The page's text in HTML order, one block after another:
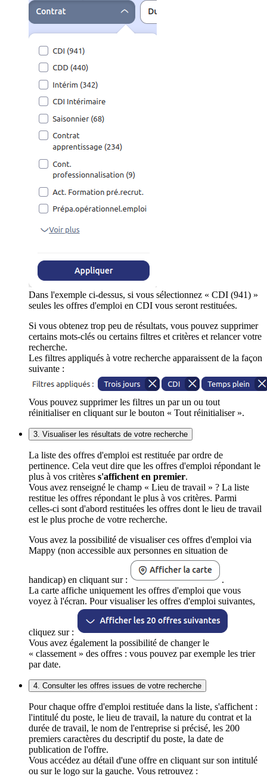
Dans l'exemple ci-dessus, si vous sélectionnez « CDI (941) »
seules les offres d'emploi en CDI vous seront restituées.
Si vous obtenez trop peu de résultats, vous pouvez supprimer
certains mots-clés ou certains filtres et critères et relancer votre
recherche.
Les filtres appliqués à votre recherche apparaissent de la façon
suivante :
Vous pouvez supprimer les filtres un par un ou tout
réinitialiser en cliquant sur le bouton « Tout réinitialiser ».
3. Visualiser les résultats de votre recherche
La liste des offres d'emploi est restituée par ordre de
pertinence. Cela veut dire que les offres d'emploi répondant le
plus à vos critères s'affichent en premier.
Vous avez renseigné le champ « Lieu de travail » ? La liste
restitue les offres répondant le plus à vos critères. Parmi
celles-ci sont d'abord restituées les offres dont le lieu de travail
est le plus proche de votre recherche.
Vous avez la possibilité de visualiser ces offres d'emploi via
Mappy (non accessible aux personnes en situation de
handicap) en cliquant sur :
.
La carte affiche uniquement les offres d'emploi que vous
voyez à l'écran. Pour visualiser les offres d'emploi suivantes,
cliquez sur :
Vous avez également la possibilité de changer le
« classement » des offres : vous pouvez par exemple les trier
par date.
4. Consulter les offres issues de votre recherche
Pour chaque offre d'emploi restituée dans la liste, s'affichent :
l'intitulé du poste, le lieu de travail, la nature du contrat et la
durée de travail, le nom de l'entreprise si précisé, les 200
premiers caractères du descriptif du poste, la date de
publication de l'offre.
Vous accédez au détail d'une offre en cliquant sur son intitulé
ou sur le logo sur la gauche. Vous retrouvez :